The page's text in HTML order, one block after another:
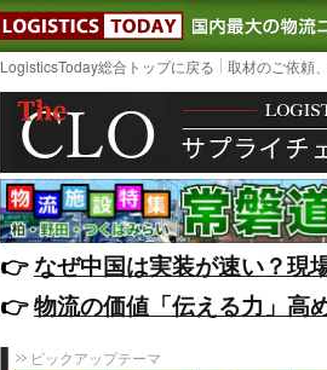
LOGISTICS
LogisticsToday総合トップに戻る 取材のご依頼
👉️なぜ中国は実装が速い？現
👉️物流の価値「伝える力」高
ピックアップテーマ